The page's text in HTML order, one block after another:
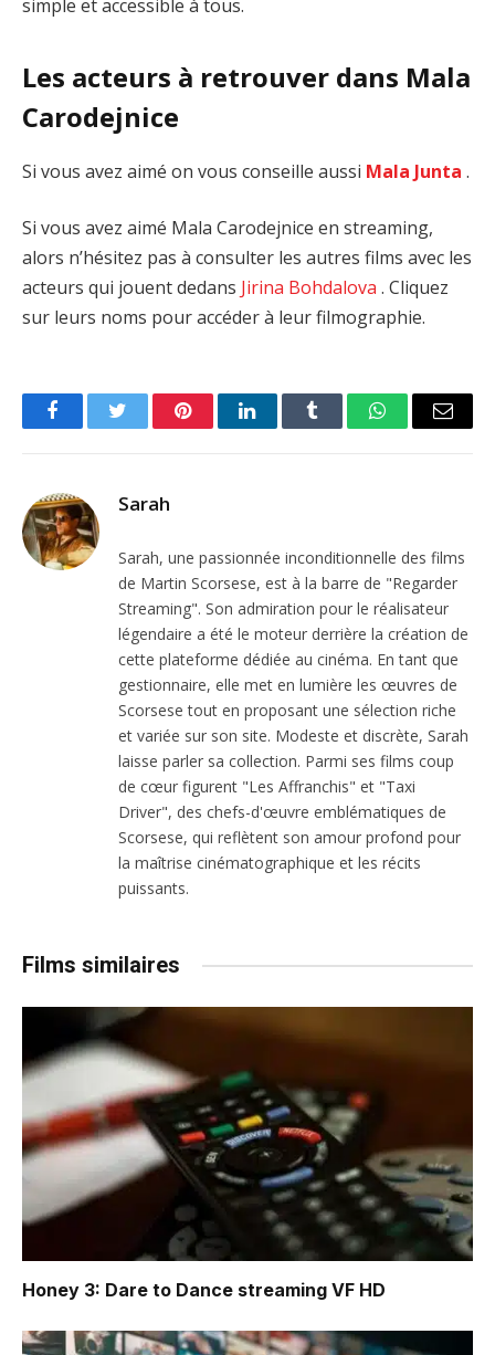
simple et accessible à tous.
Les acteurs à retrouver dans Mala
Carodejnice
Si vous avez aimé on vous conseille aussi Mala Junta .
Si vous avez aimé Mala Carodejnice en streaming,
alors n’hésitez pas à consulter les autres films avec les
acteurs qui jouent dedans Jirina Bohdalova . Cliquez
sur leurs noms pour accéder à leur filmographie.
FacebookTwitter PinterestLinkedInTumblr WhatsAppEmail
Sarah
Sarah, une passionnée inconditionnelle des films
de Martin Scorsese, est à la barre de "Regarder
Streaming". Son admiration pour le réalisateur
légendaire a été le moteur derrière la création de
cette plateforme dédiée au cinéma. En tant que
gestionnaire, elle met en lumière les œuvres de
Scorsese tout en proposant une sélection riche
et variée sur son site. Modeste et discrète, Sarah
laisse parler sa collection. Parmi ses films coup
de cœur figurent "Les Affranchis" et "Taxi
Driver", des chefs-d'œuvre emblématiques de
Scorsese, qui reflètent son amour profond pour
la maîtrise cinématographique et les récits
puissants.
Films similaires
Honey 3: Dare to Dance streaming VF HD